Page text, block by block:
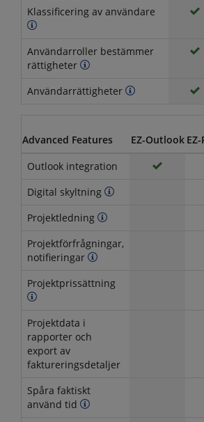
Klassificering av användare
Användarroller bestämmer
rättigheter
Användarrättigheter
Advanced Features EZ-Outlook
Outlook integration
Digital skyltning
Projektledning
Projektförfrågningar,
notifieringar
Projektprissättning
Projektdata i
rapporter och
export av
faktureringsdetaljer
Spåra faktiskt
använd tid